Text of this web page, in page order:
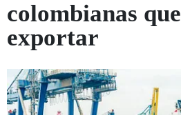
colombianas
exportar